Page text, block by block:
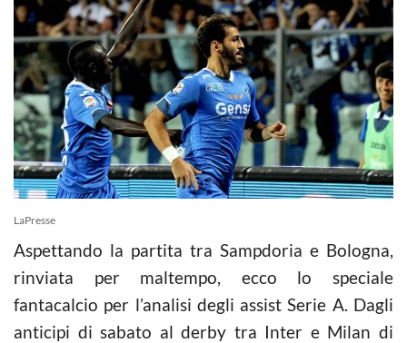
LaPresse
Aspettando la partita tra Sampdoria e Bologna,
rinviata per maltempo, ecco lo speciale
fantacalcio per l’analisi degli assist Serie A. Dagli
anticipi di sabato al derby tra Inter e Milan di